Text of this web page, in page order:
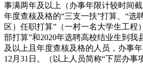
事满两年及以上（办事年限计较时间截
年度查核及格的“三支一扶”打算、“选
区）任职打算”（一村一名大学生工程
部打算”和2020年选聘高校结业生到我
及以上且年度查核及格的人员，办事
12月31日。（以上人员简称“下层办事